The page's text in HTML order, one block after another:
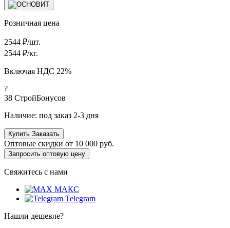
Розничная цена
2544 ₽/шт.
2544 ₽/кг.
Включая НДС 22%
?
38 СтройБонусов
Наличие: под заказ 2-3 дня
Купить Заказать
Оптовые скидки от 10 000 руб.
Запросить оптовую цену
Свяжитесь с нами
МАКС
Telegram
Нашли дешевле?